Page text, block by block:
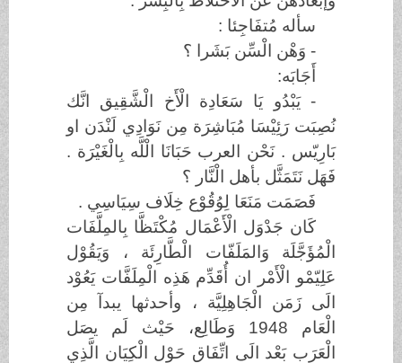
سأله مُتفَاجِئا :
- وَهْن الْسِّن بَشَرا ؟
أَجَابَه:
- يَبْدُو يَا سَعَادِة الْأَخ الْشَّقِيق انَّك
نُصِبَت رَئِيْسَا مُبَاشِرَة مِن نَوَادِي لَنْدَن او
بَارِيّس . نَحْن العرب حَبَانَا الْلَّه بِالْغَيْرَة .
فَهَل نَتَمَثَّل بأهل الْنَّار ؟
فَصَمَت مَنَعَا لِوُقُوْع خِلَاف سِيَاسِي .
كَان جَدْوَل الْأَعْمَال مُكْتَظَّا بِالمِلَّفَات
الْمُؤَجَّلَة وَالمَلَفّات الْطَّارِئَة ، وَيَقُوْل
عَلِيّمْو الْأَمْر ان أُقَدِّم هَذِه الْمِلَفَّات يَعُوْد
الَى زَمَن الْجَاهِلِيَّة ، وأحدثها يبدآ مِن
الْعَام 1948 وَطَالِع، حَيْث لَم يصَل
الْعَرَب بَعْد الَى اتِّفَاق حَوْل الْكِيَان الَّذِي